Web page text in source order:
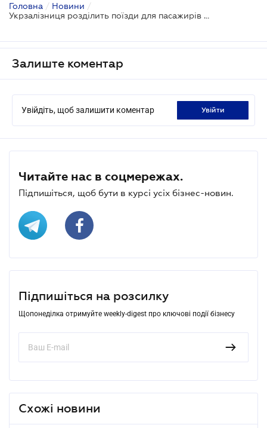
Головна / Новини /
Укрзалізниця розділить поїзди для пасажирів на три класи
Залиште коментар
Увійдіть, щоб залишити коментар увійти
Читайте нас в соцмережах.
Підпишіться, щоб бути в курсі усіх бізнес-новин.
Підпишіться на розсилку
Щопонеділка отримуйте weekly-digest про ключові події бізнесу
Схожі новини